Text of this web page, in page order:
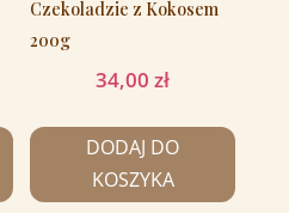
Czekoladzie z Kokosem
200g
34,00zł
DODAJ DO
KOSZYKA